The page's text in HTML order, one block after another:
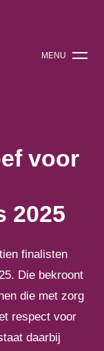
MENU
voor
2025
finalisten
Die bekroont
die met zorg
respect voor
daarbij